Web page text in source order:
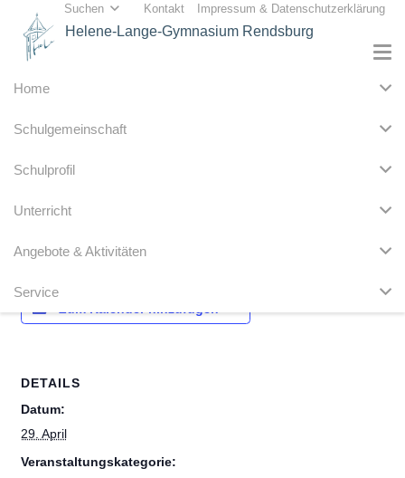
Suchen Kontakt Impressum & Datenschutzerklärung
Helene-Lange-Gymnasium Rendsburg
Home
Schulgemeinschaft
Schulprofil
Unterricht
Angebote & Aktivitäten
Service
Fachkonferenz Chemie
DETAILS
Datum:
29. April
Veranstaltungskategorie: